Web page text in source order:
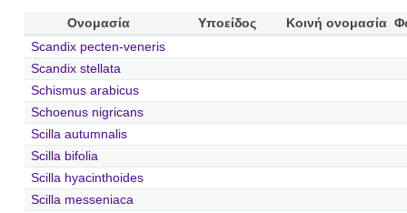
Ονομασία Υποείδος Κοινή ονομασία
Scandix pecten-veneris
Scandix stellata
Schismus arabicus
Schoenus nigricans
Scilla autumnalis
Scilla bifolia
Scilla hyacinthoides
Scilla messeniaca